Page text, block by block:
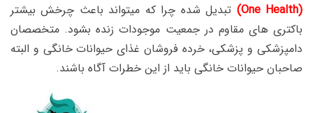
(One Health)
تبدیل شده چرا که میتواند باعث چرخش بیشتر
باکتری های مقاوم در جمعیت موجودات زنده بشود. متخصصان
دامپزشکی و پزشکی، خرده فروشان غذای حیوانات خانگی و البته
صاحبان حیوانات خانگی باید از این خطرات آگاه باشند.